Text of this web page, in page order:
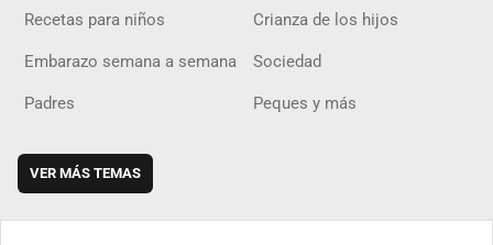
Recetas para niños Crianza de los hijos
Embarazo semana a semana Sociedad
Padres Peques y más
VER MÁS TEMAS